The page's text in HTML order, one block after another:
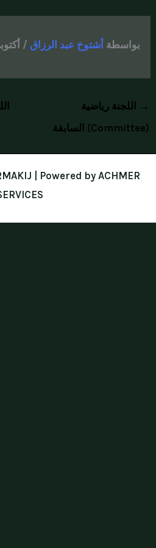
المحتوى
بواسطة أشتوخ عبد الرزاق / أكتوبر
→
اللجنة رياضية
(Committee) السابقة
| Powered by ACHMER